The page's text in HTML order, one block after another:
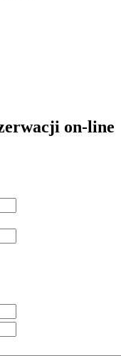
on-line